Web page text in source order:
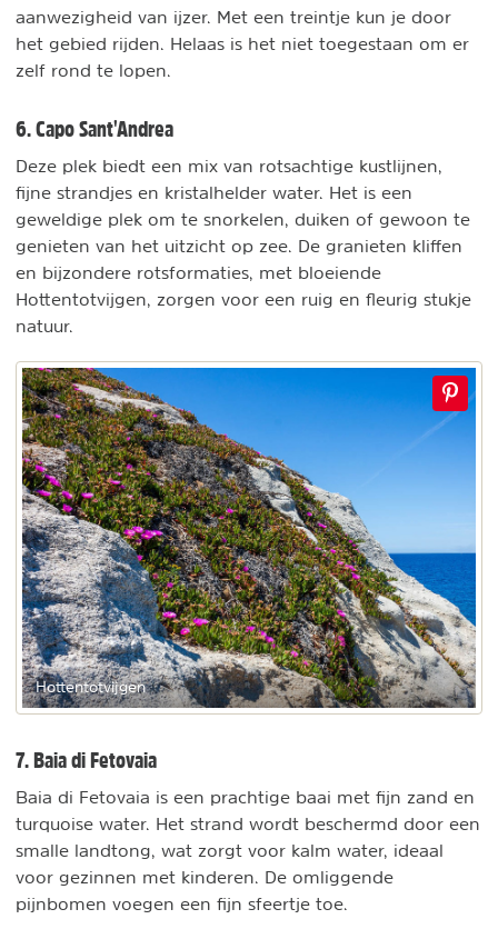
aanwezigheid van ijzer. Met een treintje kun je door
het gebied rijden. Helaas is het niet toegestaan om er
zelf rond te lopen.
6. Capo Sant'Andrea
Deze plek biedt een mix van rotsachtige kustlijnen,
fijne strandjes en kristalhelder water. Het is een
geweldige plek om te snorkelen, duiken of gewoon te
genieten van het uitzicht op zee. De granieten kliffen
en bijzondere rotsformaties, met bloeiende
Hottentotvijgen, zorgen voor een ruig en fleurig stukje
natuur.
Hottentotvijgen
7. Baia di Fetovaia
Baia di Fetovaia is een prachtige baai met fijn zand en
turquoise water. Het strand wordt beschermd door een
smalle landtong, wat zorgt voor kalm water, ideaal
voor gezinnen met kinderen. De omliggende
pijnbomen voegen een fijn sfeertje toe.